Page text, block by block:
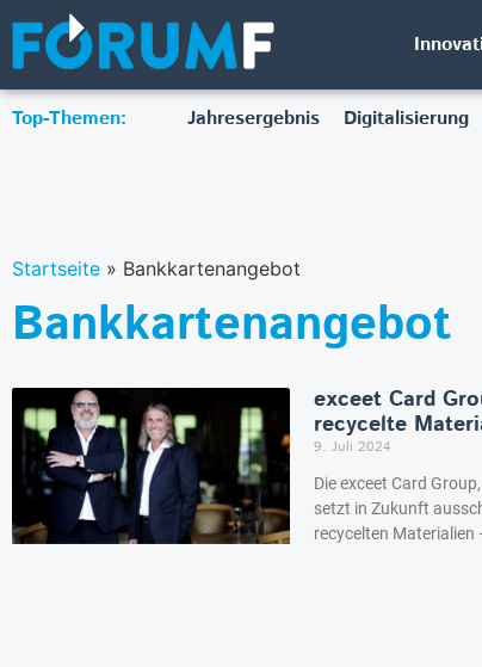
Top-Themen: Jahresergebnis Digitalisierung
Startseite » Bankkartenangebot
Bankkartenangebot
exceet Card
recycelte
9. Juli 2024
Die exceet Card
setzt in Zukunft
recycelten Materialien